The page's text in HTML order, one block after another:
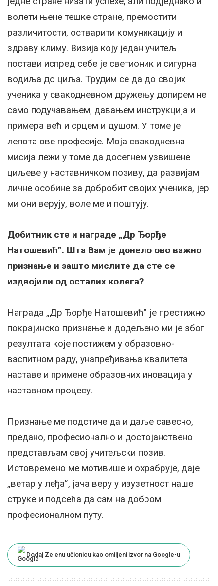
волети њене тешке стране, премостити
различитости, остварити комуникацију и
здраву климу. Визија коју један учитељ
постави испред себе је светионик и сигурна
водиља до циља. Трудим се да до својих
ученика у свакодневном дружењу допирем не
само подучавањем, давањем инструкција и
примера већ и срцем и душом. У томе је
лепота ове професије. Моја свакодневна
мисија лежи у томе да досегнем узвишене
циљеве у наставничком позиву, да развијам
личне особине за добробит својих ученика, јер
ми они верују, воле ме и поштују.
Добитник сте и награде „Др Ђорђе
Натошевић”. Шта Вам је донело ово важно
признање и зашто мислите да сте се
издвојили од осталих колега?
Награда „Др Ђорђе Натошевић” је престижно
покрајинско признање и додељено ми је због
резултата које постижем у образовно-
васпитном раду, унапређивања квалитета
наставе и примене образовних иновација у
наставном процесу.
Признање ме подстиче да и даље савесно,
предано, професионално и достојанствено
представљам свој учитељски позив.
Истовремено ме мотивише и охрабрује, даје
„ветар у леђа”, јача веру у изузетност наше
струке и подсећа да сам на добром
професионалном путу.
Dodaj Zelenu učionicu kao omiljeni izvor na Google-u